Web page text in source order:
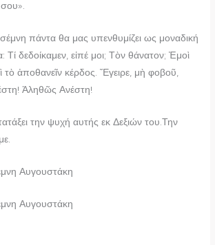
πάντα θα μας υπενθυμίζει ως μοναδική
Τί δεδοίκαμεν, εἰπέ μοι; Τὸν θάνατον; Ἐμοὶ
τὸ ἀποθανεῖν κέρδος. Ἔγειρε, μὴ φοβοῦ,
Ἀληθῶς Ανέστη!
την ψυχή αυτής εκ Δεξιών του.Την
Αυγουστάκη
Αυγουστάκη